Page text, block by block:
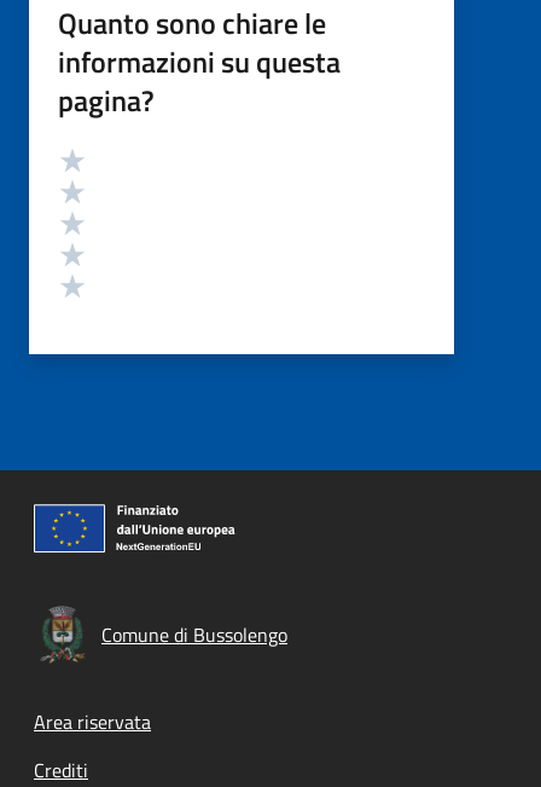
Quanto sono chiare le
informazioni su questa
pagina?
Valutazione
Comune di Bussolengo
Footer menu
Area riservata
Crediti